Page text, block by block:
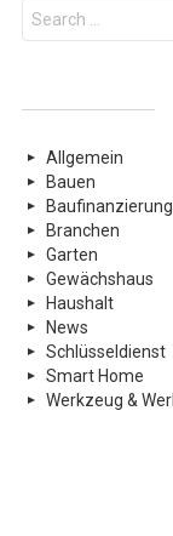
Search
for:
Allgemein
Bauen
Baufinanzierung
Branchen
Garten
Gewächshaus
Haushalt
News
Schlüsseldienst
Smart Home
Werkzeug &